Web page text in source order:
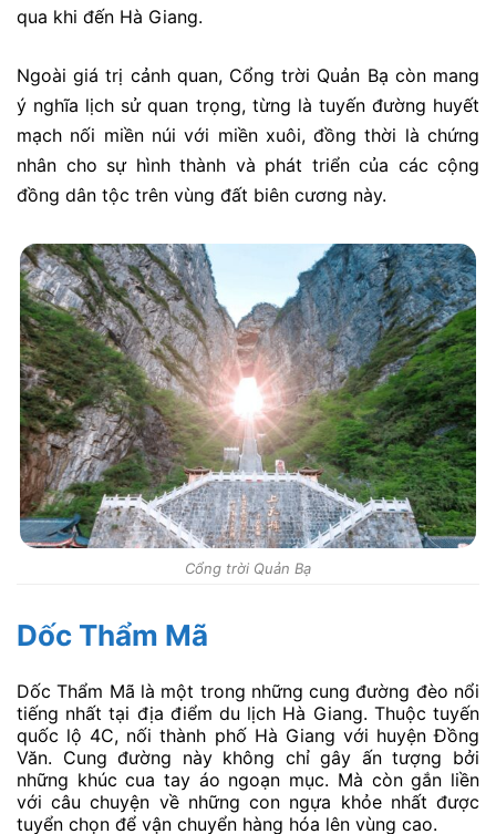
qua khi đến Hà Giang.
Ngoài giá trị cảnh quan, Cổng trời Quản Bạ còn mang
ý nghĩa lịch sử quan trọng, từng là tuyến đường huyết
mạch nối miền núi với miền xuôi, đồng thời là chứng
nhân cho sự hình thành và phát triển của các cộng
đồng dân tộc trên vùng đất biên cương này.
Cổng trời Quản Bạ
Dốc Thẩm Mã
Dốc Thẩm Mã là một trong những cung đường đèo nổi
tiếng nhất tại địa điểm du lịch Hà Giang. Thuộc tuyến
quốc lộ 4C, nối thành phố Hà Giang với huyện Đồng
Văn. Cung đường này không chỉ gây ấn tượng bởi
những khúc cua tay áo ngoạn mục. Mà còn gắn liền
với câu chuyện về những con ngựa khỏe nhất được
tuyển chọn để vận chuyển hàng hóa lên vùng cao.